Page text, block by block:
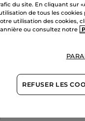
se
du site. En cliquant sur
de tous les
utilisation des cookies,
ou consultez notre
REFUSER LES